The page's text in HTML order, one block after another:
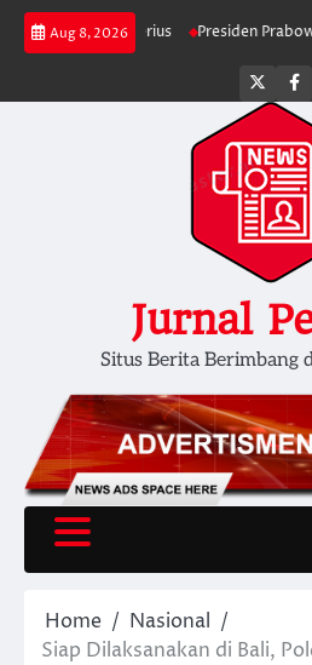
Skip
Aug 8, 2026
Lebih Serius Presiden Prabowo
Jurnal
Situs Berita Berimbang
Home
Nasional
Siap Dilaksanakan di Bali,